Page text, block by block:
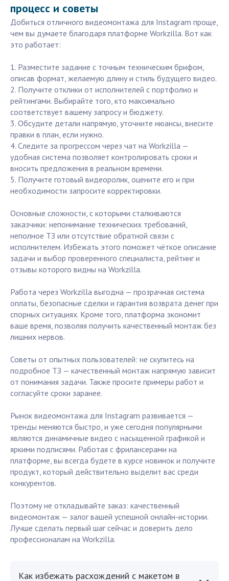
процесс и советы
Добиться отличного видеомонтажа для Instagram проще,
чем вы думаете благодаря платформе Workzilla. Вот как
это работает:
1. Разместите задание с точным техническим брифом,
описав формат, желаемую длину и стиль будущего видео.
2. Получите отклики от исполнителей с портфолио и
рейтингами. Выбирайте того, кто максимально
соответствует вашему запросу и бюджету.
3. Обсудите детали напрямую, уточните нюансы, внесите
правки в план, если нужно.
4. Следите за прогрессом через чат на Workzilla —
удобная система позволяет контролировать сроки и
вносить предложения в реальном времени.
5. Получите готовый видеоролик, оцените его и при
необходимости запросите корректировки.
Основные сложности, с которыми сталкиваются
заказчики: непонимание технических требований,
неполное ТЗ или отсутствие обратной связи с
исполнителем. Избежать этого поможет чёткое описание
задачи и выбор проверенного специалиста, рейтинг и
отзывы которого видны на Workzilla.
Работа через Workzilla выгодна — прозрачная система
оплаты, безопасные сделки и гарантия возврата денег при
спорных ситуациях. Кроме того, платформа экономит
ваше время, позволяя получить качественный монтаж без
лишних нервов.
Советы от опытных пользователей: не скупитесь на
подробное ТЗ — качественный монтаж напрямую зависит
от понимания задачи. Также просите примеры работ и
согласуйте сроки заранее.
Рынок видеомонтажа для Instagram развивается —
тренды меняются быстро, и уже сегодня популярными
являются динамичные видео с насыщенной графикой и
яркими подписями. Работая с фрилансерами на
платформе, вы всегда будете в курсе новинок и получите
продукт, который действительно выделит вас среди
конкурентов.
Поэтому не откладывайте заказ: качественный
видеомонтаж — залог вашей успешной онлайн-истории.
Лучше сделать первый шаг сейчас и доверить дело
профессионалам на Workzilla.
Как избежать расхождений с макетом в